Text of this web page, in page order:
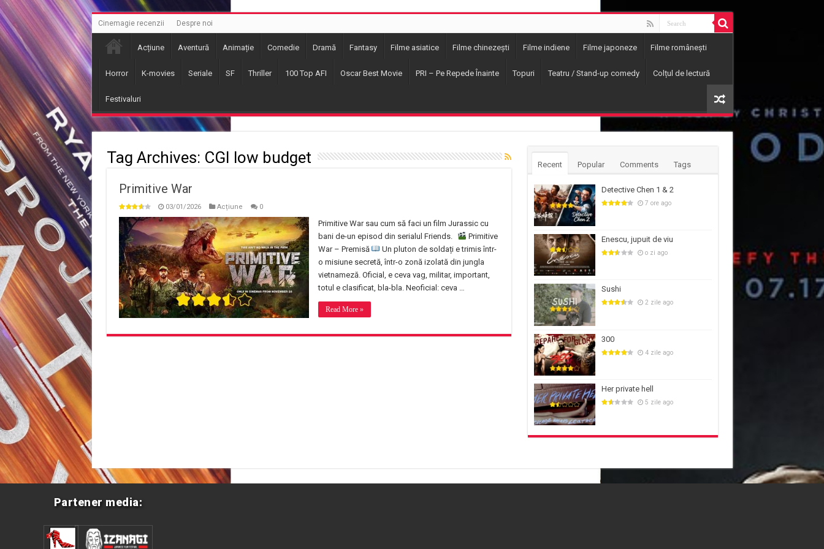
Cinemagie recenzii Despre noi
Acțiune Aventură Animație Comedie Dramă Fantasy Filme asiatice Filme chinezești Filme indiene Filme japoneze Filme românești
Horror K-movies Seriale SF Thriller 100 Top AFI Oscar Best Movie PRI – Pe Repede Înainte Topuri Teatru / Stand-up comedy Colțul de lectură
Festivaluri
Tag Archives: CGI low budget
Primitive War
03/01/2026 Acțiune 0
Primitive War sau cum să faci un film Jurassic cu
bani de-un episod din serialul Friends.
Primitive
War – Premisă
Un pluton de soldați e trimis într-
o misiune secretă, într-o zonă izolată din jungla
vietnameză. Oficial, e ceva vag, militar, important,
totul e clasificat, bla-bla. Neoficial: ceva …
Read More »
Recent Popular Comments Tags
Detective Chen 1 & 2
7 ore ago
Enescu, jupuit de viu
o zi ago
Sushi
2 zile ago
300
4 zile ago
Her private hell
5 zile ago
Partener media: